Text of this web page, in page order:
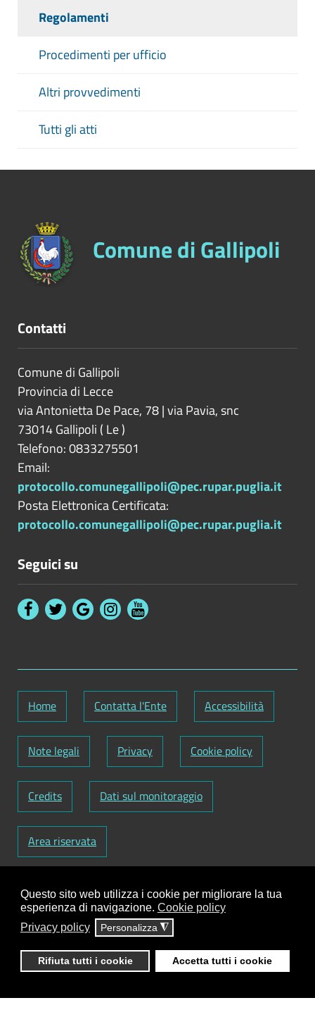
Questo sito web utilizza i cookie per migliorare la tua
esperienza di navigazione. Cookie policy
Privacy policy
Personalizza ◮
Rifiuta tutti i cookie Accetta tutti i cookie
Regolamenti
Procedimenti per ufficio
Altri provvedimenti
Tutti gli atti
Comune di Gallipoli
Contatti
Comune di Gallipoli
Provincia di Lecce
via Antonietta De Pace, 78 | via Pavia, snc
73014Gallipoli ( Le)
Telefono: 0833275501
Email:
protocollo.comunegallipoli@pec.rupar.puglia.it
Posta Elettronica Certificata:
protocollo.comunegallipoli@pec.rupar.puglia.it
Seguici su
Home Contatta l'Ente Accessibilità
Note legali Privacy Cookie policy
Credits Dati sul monitoraggio
Area riservata
Codice Fiscale: 82000090751-Partita IVA:
01129720759-Codice Fatturazione elettronica:
UFY1HC
contenuti:Antonio Scrimitore
ClioCom© copyright 2018 - 2026 - Clio S.r.l. Lecce -